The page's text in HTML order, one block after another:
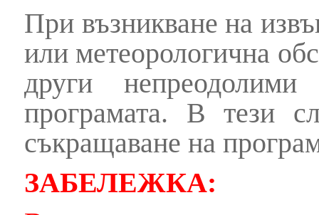
При възникване на
или метеорологична
други
програмата. В тези
съкращаване на
ЗАБЕЛЕЖКА: